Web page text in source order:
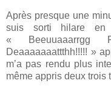
Après presque une
suis sorti hilare en
« Beeuuaaarrgg
Deaaaaaaattthh!!!!! »
m’a pas rendu plus
même appris deux trois